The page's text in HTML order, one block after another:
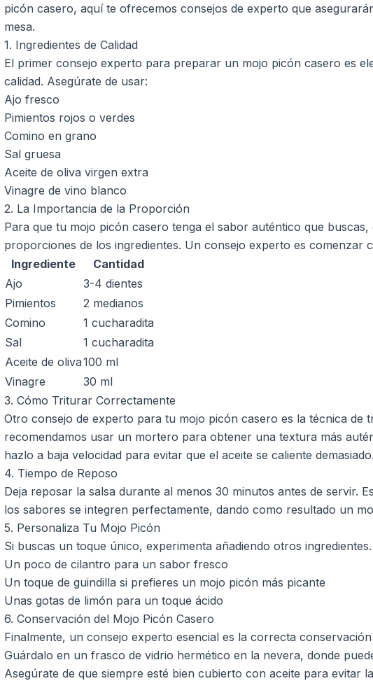
picón casero, aquí te ofrecemos consejos de experto que
mesa.
1. Ingredientes de Calidad
El primer consejo experto para preparar un mojo picón casero es
calidad. Asegúrate de usar:
Ajo fresco
Pimientos rojos o verdes
Comino en grano
Sal gruesa
Aceite de oliva virgen extra
Vinagre de vino blanco
2. La Importancia de la Proporción
Para que tu mojo picón casero tenga el sabor auténtico que buscas,
proporciones de los ingredientes. Un consejo experto es comenzar
Ingrediente
Cantidad
Ajo
3-4 dientes
Pimientos
2 medianos
Comino
1 cucharadita
Sal
1 cucharadita
Aceite de oliva100 ml
Vinagre
30 ml
3. Cómo Triturar Correctamente
Otro consejo de experto para tu mojo picón casero es la técnica de
recomendamos usar un mortero para obtener una textura más
hazlo a baja velocidad para evitar que el aceite se caliente demasiado.
4. Tiempo de Reposo
Deja reposar la salsa durante al menos 30 minutos antes de servir.
los sabores se integren perfectamente, dando como resultado un
5. Personaliza Tu Mojo Picón
Si buscas un toque único, experimenta añadiendo otros
Un poco de cilantro para un sabor fresco
Un toque de guindilla si prefieres un mojo picón más picante
Unas gotas de limón para un toque ácido
6. Conservación del Mojo Picón Casero
Finalmente, un consejo experto esencial es la correcta
Guárdalo en un frasco de vidrio hermético en la nevera, donde
Asegúrate de que siempre esté bien cubierto con aceite para evitar